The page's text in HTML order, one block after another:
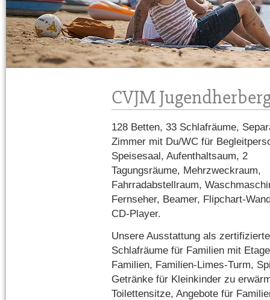
CVJM
128 Betten, 33 Schlafräume,
Zimmer mit Du/WC für
Speisesaal, Aufenthaltsaum, 2
Tagungsräume, Mehrzweckraum,
Fahrradabstellraum,
Fernseher, Beamer, Flipchart-
CD-Player.
Unsere Ausstattung als
Schlafräume für Familien mit
Familien, Familien-Limes-Turm,
Getränke für Kleinkinder zu
Toilettensitze, Angebote für